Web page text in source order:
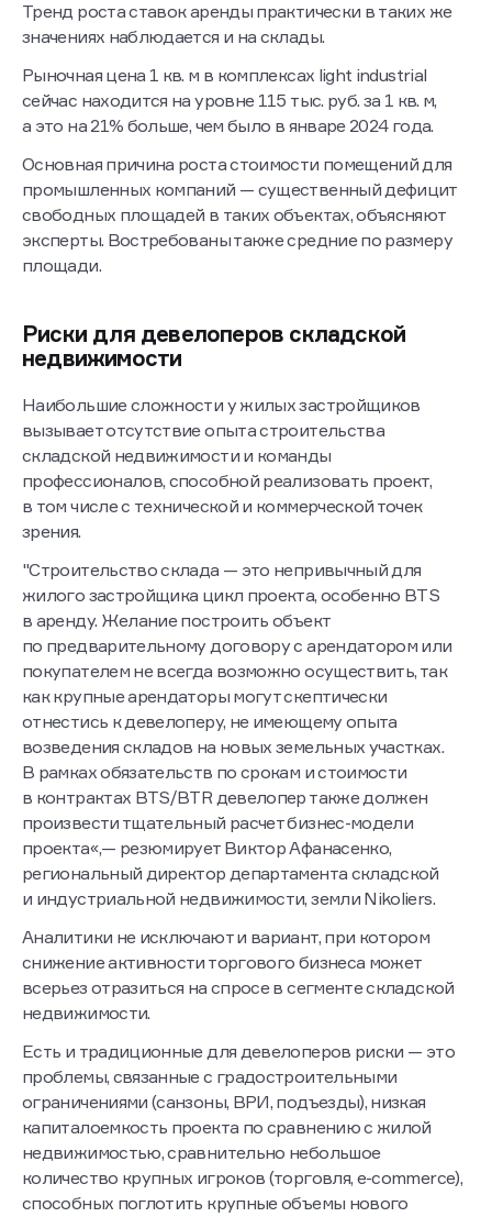
продажи площадей в объектах такого формата.
Тренд роста ставок аренды практически в таких же
Рыночная цена 1 кв. м в комплексах light industrial
сейчас находится на уровне 115 тыс. руб. за 1 кв. м,
Основная причина роста стоимости помещений для
промышленных компаний — существенный дефицит
свободных площадей в таких объектах, объясняют
эксперты. Востребованы также средние по размеру
Риски для девелоперов складской
Наибольшие сложности у жилых застройщиков
вызывает отсутствие опыта строительства
складской недвижимости и команды
профессионалов, способной реализовать проект,
в том числе с технической и коммерческой точек
"Строительство склада — это непривычный для
жилого застройщика цикл проекта, особенно BTS
в аренду. Желание построить объект
по предварительному договору с арендатором или
покупателем не всегда возможно осуществить, так
как крупные арендаторы могут скептически
отнестись к девелоперу, не имеющему опыта
возведения складов на новых земельных участках.
В рамках обязательств по срокам и стоимости
в контрактах BTS/BTR девелопер также должен
произвести тщательный расчет бизнес-модели
проекта«,— резюмирует Виктор Афанасенко,
региональный директор департамента складской
Аналитики не исключают и вариант, при котором
снижение активности торгового бизнеса может
всерьез отразиться на спросе в сегменте складской
Есть и традиционные для девелоперов риски — это
проблемы, связанные с градостроительными
ограничениями (санзоны, ВРИ, подъезды), низкая
капиталоемкость проекта по сравнению с жилой
недвижимостью, сравнительно небольшое
количество крупных игроков (торговля, е-commerce),